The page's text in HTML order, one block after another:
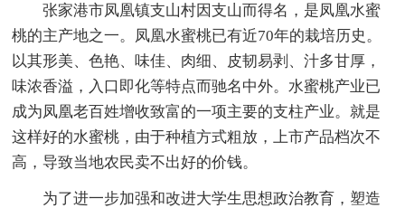
张家港市凤凰镇支山村因支山而得名，是凤凰水蜜
桃的主产地之一。凤凰水蜜桃已有近70年的栽培历史。
以其形美、色艳、味佳、肉细、皮韧易剥、汁多甘厚，
味浓香溢，入口即化等特点而驰名中外。水蜜桃产业已
成为凤凰老百姓增收致富的一项主要的支柱产业。就是
这样好的水蜜桃，由于种植方式粗放，上市产品档次不
高，导致当地农民卖不出好的价钱。
为了进一步加强和改进大学生思想政治教育，塑造